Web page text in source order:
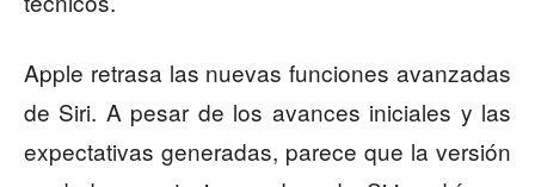
Apple retrasa las nuevas funciones avanzadas
de Siri. A pesar de los avances iniciales y las
expectativas generadas, parece que la versión